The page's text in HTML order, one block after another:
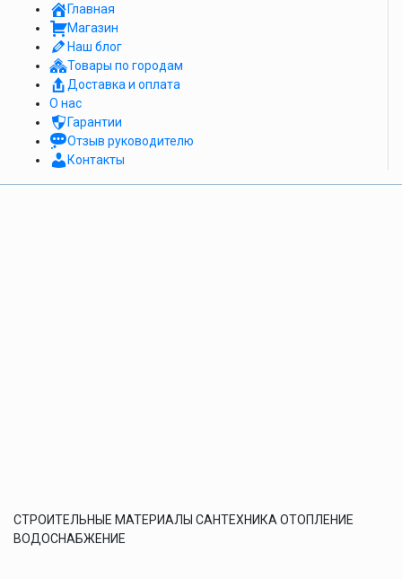
Главная
Магазин
Наш блог
Товары по городам
Доставка и оплата
О нас
Гарантии
Отзыв руководителю
Контакты
СТРОИТЕЛЬНЫЕ МАТЕРИАЛЫ САНТЕХНИКА ОТОПЛЕНИЕ
ВОДОСНАБЖЕНИЕ